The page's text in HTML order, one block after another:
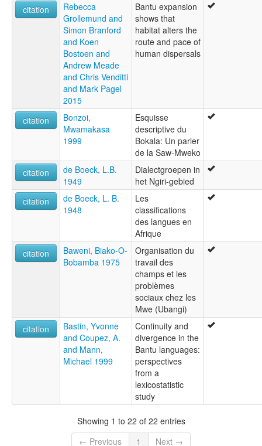
citation
Rebecca
Grollemund and
Simon Branford
and Koen
Bostoen and
Andrew Meade
and Chris Venditti
and Mark Pagel
2015
Bantu expansion
shows that
habitat alters the
route and pace of
human dispersals
citation
Bonzoi,
Mwamakasa
1999
Esquisse
descriptive du
Bokala: Un parler
de la Saw-Mweko
citation
de Boeck, L.B.
1949
Dialectgroepen in
het Ngiri-gebied
citation
de Boeck, L. B.
1948
Les
classifications
des langues en
Afrique
citation
Baweni, Biako-O-
Bobamba 1975
Organisation du
travail des
champs et les
problèmes
sociaux chez les
Mwe (Ubangi)
citation
Bastin, Yvonne
and Coupez, A.
and Mann,
Michael 1999
Continuity and
divergence in the
Bantu languages:
perspectives
from a
lexicostatistic
study
Showing 1 to 22 of 22 entries
← Previous
1 Next →